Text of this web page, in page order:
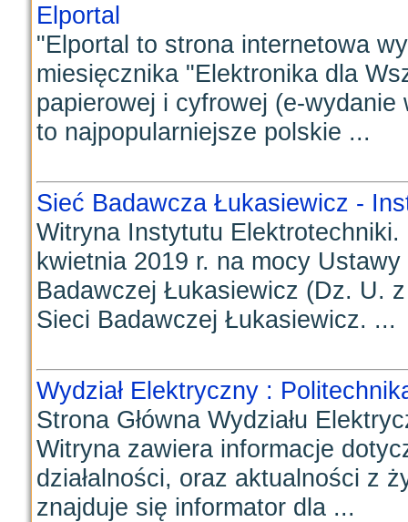
Elportal
"Elportal to strona internetowa
miesięcznika "Elektronika dla
papierowej i cyfrowej (e-
to najpopularniejsze polskie ...
Sieć Badawcza Łukasiewicz -
Witryna Instytutu
kwietnia 2019 r. na mocy
Badawczej Łukasiewicz (Dz. U.
Sieci Badawczej Łukasiewicz. ...
Wydział Elektryczny :
Strona Główna Wydziału
Witryna zawiera informacje
działalności, oraz aktualności z
znajduje się informator dla ...